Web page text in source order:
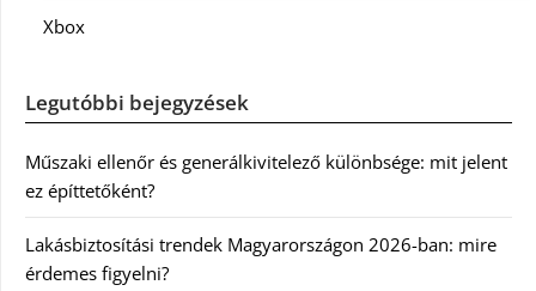
Xbox
Legutóbbi bejegyzések
Műszaki ellenőr és generálkivitelező különbsége: mit jelent
ez építtetőként?
Lakásbiztosítási trendek Magyarországon 2026-ban: mire
érdemes figyelni?